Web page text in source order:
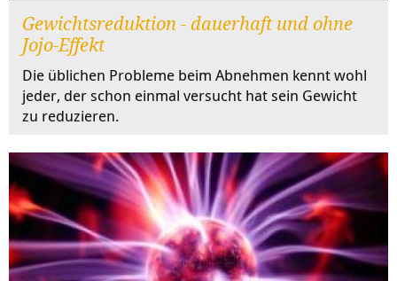
Gewichtsreduktion - dauerhaft und ohne
Jojo-Effekt
Die üblichen Probleme beim Abnehmen kennt wohl
jeder, der schon einmal versucht hat sein Gewicht
zu reduzieren.